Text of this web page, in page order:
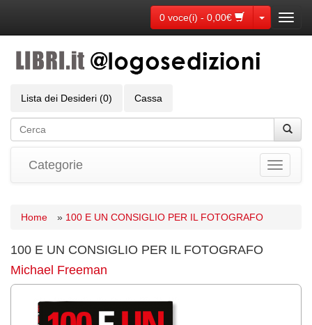
0 voce(i) - 0,00€ Toggle
Lista dei Desideri (0) Cassa
Toggle
Categorie
Home » 100 E UN CONSIGLIO PER IL FOTOGRAFO
100 E UN CONSIGLIO PER IL FOTOGRAFO
Michael Freeman